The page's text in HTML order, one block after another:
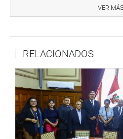
nacimiento, gozar de derecho
para ser electo diputado se
un proceso electoral regulado
La Comisión de Constitución
disposición complementaria
“autoriza la reestructuración
del Parlamento para la
bicameral, así como la
su entrada en funcionamiento
VER
RELACIONADOS